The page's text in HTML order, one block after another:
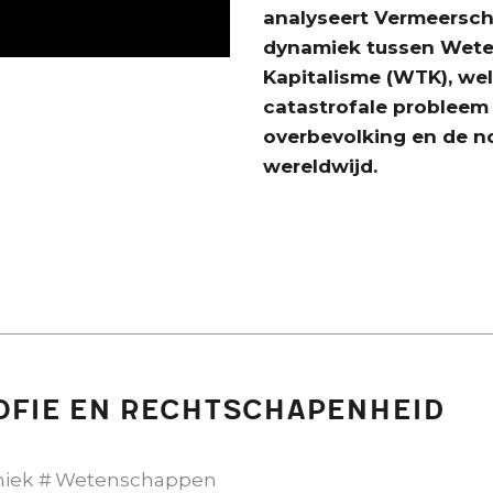
analyseert
dynamiek tussen
Kapitalisme (WTK),
catastrofale probleem
overbevolking en de
wereldwijd.
en rechtschapenheid
Wetenschappen